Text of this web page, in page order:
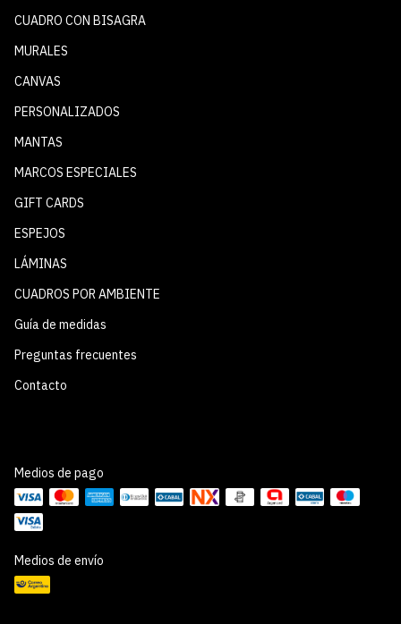
CUADRO CON BISAGRA
MURALES
CANVAS
PERSONALIZADOS
MANTAS
MARCOS ESPECIALES
GIFT CARDS
ESPEJOS
LÁMINAS
CUADROS POR AMBIENTE
Guía de medidas
Preguntas frecuentes
Contacto
Medios de pago
Medios de envío